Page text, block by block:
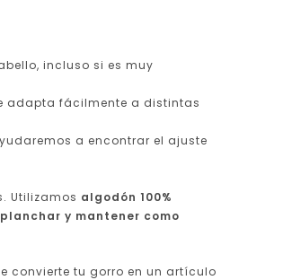
incluso si es muy
adapta fácilmente a distintas
a encontrar el ajuste
Utilizamos algodón 100%
y mantener como
convierte tu gorro en un artículo